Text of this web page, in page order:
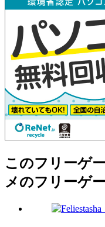
このフリーゲ
メのフリーゲ